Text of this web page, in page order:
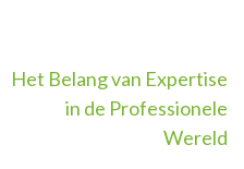
Het Belang van Expertise
in de Professionele
Wereld